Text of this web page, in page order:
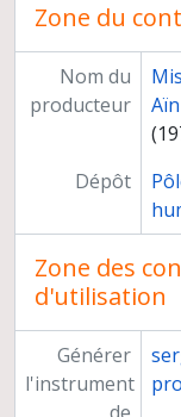
Zone du
Nom du
producteur
Dépôt
Zone des
d'utilisation
Générer
l'instrument